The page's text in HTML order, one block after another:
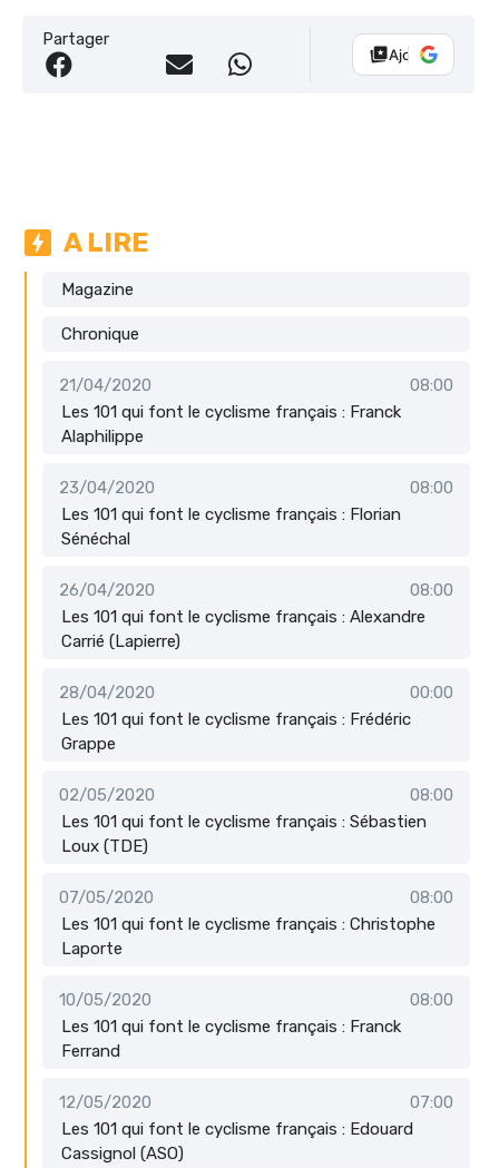
Partager
Ajouter Vélo
A LIRE
Magazine
Chronique
21/04/2020
08:00
Les 101 qui font le cyclisme français : Franck
Alaphilippe
23/04/2020
08:00
Les 101 qui font le cyclisme français : Florian
Sénéchal
26/04/2020
08:00
Les 101 qui font le cyclisme français : Alexandre
Carrié (Lapierre)
28/04/2020
00:00
Les 101 qui font le cyclisme français : Frédéric
Grappe
02/05/2020
08:00
Les 101 qui font le cyclisme français : Sébastien
Loux (TDE)
07/05/2020
08:00
Les 101 qui font le cyclisme français : Christophe
Laporte
10/05/2020
08:00
Les 101 qui font le cyclisme français : Franck
Ferrand
12/05/2020
07:00
Les 101 qui font le cyclisme français : Edouard
Cassignol (ASO)